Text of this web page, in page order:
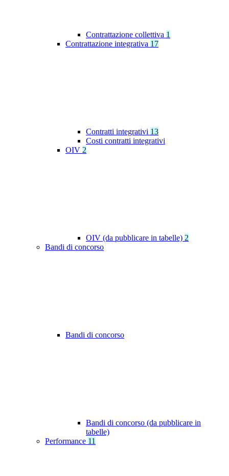
Contrattazione collettiva 1
Contrattazione integrativa 17
Contratti integrativi 13
Costi contratti integrativi
OIV 2
OIV (da pubblicare in tabelle) 2
Bandi di concorso
Bandi di concorso
Bandi di concorso (da pubblicare in
tabelle)
Performance 11